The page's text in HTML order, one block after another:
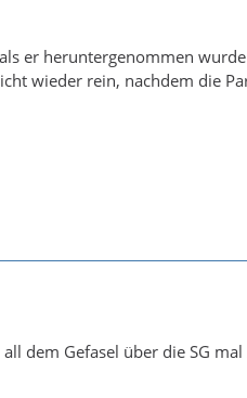
er heruntergenommen
wieder rein, nachdem die
dem Gefasel über die SG